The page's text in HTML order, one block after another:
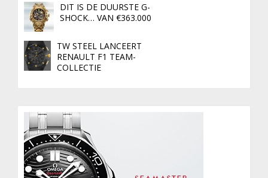
DIT IS DE DUURSTE G-
SHOCK… VAN €363.000
TW STEEL LANCEERT
RENAULT F1 TEAM-
COLLECTIE